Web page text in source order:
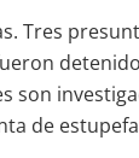
Tres
son
de